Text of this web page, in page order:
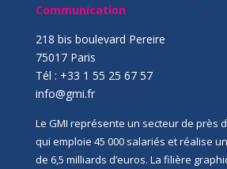
Communication
218 bis boulevard Pereire
75017 Paris
Tél : +33 1 55 25 67 57
info@gmi.fr
Le GMI représente un secteur de près
qui emploie 45 000 salariés et réalise
de 6,5 milliards d’euros. La filière